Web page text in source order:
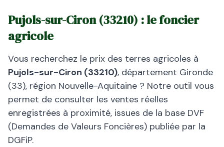
Pujols-sur-Ciron(33210) : le foncier
agricole
Vous recherchez le prix des terres agricoles à
Pujols-sur-Ciron (33210), département Gironde
(33), région Nouvelle-Aquitaine ? Notre outil vous
permet de consulter les ventes réelles
enregistrées à proximité, issues de la base DVF
(Demandes de Valeurs Foncières) publiée par la
DGFiP.